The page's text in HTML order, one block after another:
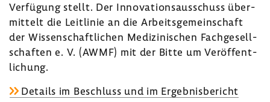
Verfü­gung stellt. Der Inno­va­ti­ons­aus­schuss über­
mit­telt die Leit­linie an die Arbeits­ge­mein­schaft
der Wissen­schaft­li­chen Medi­zi­ni­schen Fach­ge­sell­
schaften e. V. (AWMF) mit der Bitte um Veröf­fent­
li­chung.
Details im Beschluss und im Ergeb­nis­be­richt